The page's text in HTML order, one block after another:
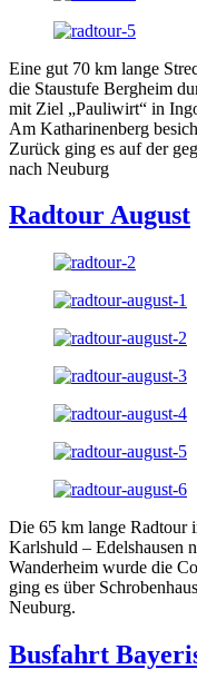
Eine gut 70 km lange
die Staustufe Bergheim
mit Ziel „Pauliwirt“ in
Am Katharinenberg
Zurück ging es auf der
nach Neuburg
Radtour August
Die 65 km lange Radtour
Karlshuld – Edelshausen
Wanderheim wurde die
ging es über
Neuburg.
Busfahrt